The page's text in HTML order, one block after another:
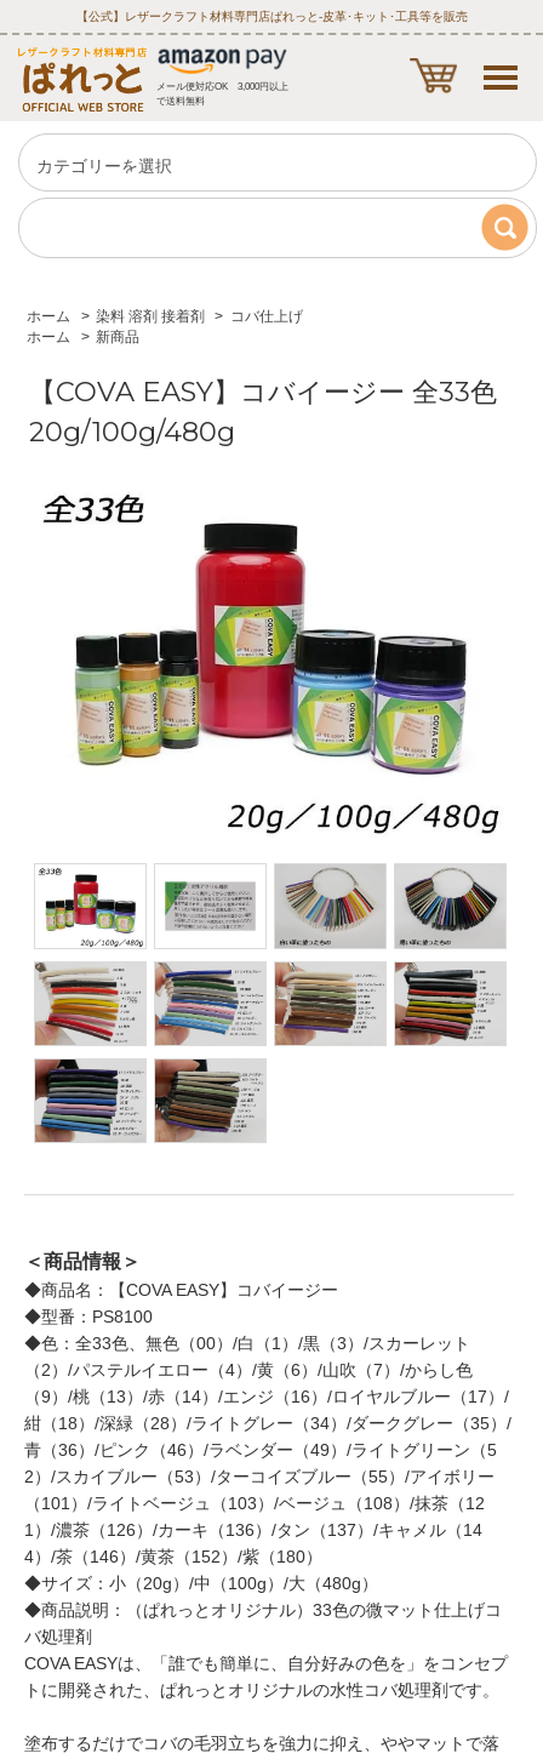
【公式】レザークラフト材料専門店ぱれっと‐皮革･キット･工具等を販売
メール便対応OK 3,000円以上
で送料無料
ホーム > 染料 溶剤 接着剤 > コバ仕上げ
ホーム
> 新商品
【COVA EASY】コバイージー 全33色
20g/100g/480g
＜商品情報＞
◆商品名：【COVA EASY】コバイージー
◆型番：PS8100
◆色：全33色、無色（00）/白（1）/黒（3）/スカーレット
（2）/パステルイエロー（4）/黄（6）/山吹（7）/からし色
（9）/桃（13）/赤（14）/エンジ（16）/ロイヤルブルー（17）/
紺（18）/深緑（28）/ライトグレー（34）/ダークグレー（35）/
青（36）/ピンク（46）/ラベンダー（49）/ライトグリーン（5
2）/スカイブルー（53）/ターコイズブルー（55）/アイボリー
（101）/ライトベージュ（103）/ベージュ（108）/抹茶（12
1）/濃茶（126）/カーキ（136）/タン（137）/キャメル（14
4）/茶（146）/黄茶（152）/紫（180）
◆サイズ：小（20g）/中（100g）/大（480g）
◆商品説明：（ぱれっとオリジナル）33色の微マット仕上げコ
バ処理剤
COVA EASYは、「誰でも簡単に、自分好みの色を」をコンセプ
トに開発された、ぱれっとオリジナルの水性コバ処理剤です。
塗布するだけでコバの毛羽立ちを強力に抑え、ややマットで落